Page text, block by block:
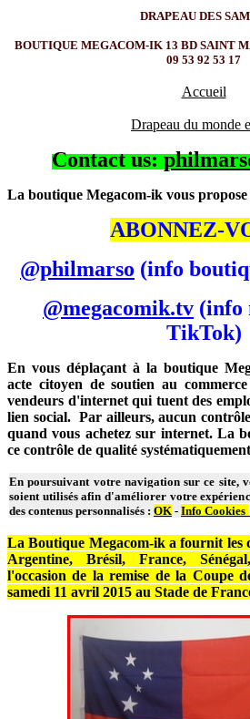
DRAPEAU DES
BOUTIQUE MEGACOM-IK 13 BD SAINT
09 53 92 53 17
Accueil
Drapeau du monde
Contact us:
La boutique Megacom-ik vous propose
ABONNEZ-
@philmarso (info
@megacomik.tv (info
TikTok)
En vous déplaçant à la boutique
acte citoyen de soutien au
vendeurs d'internet qui tuent des
lien social. Par ailleurs, aucun
quand vous achetez sur internet. La
ce contrôle de qualité
En poursuivant votre navigation sur ce site,
soient utilisés afin d'améliorer votre
des contenus personnalisés : OK - Info Cookies
La Boutique Megacom-ik a fournit les
Argentine, Brésil, France,
l'occasion de la remise de la Coupe
samedi 11 avril 2015 au Stade de